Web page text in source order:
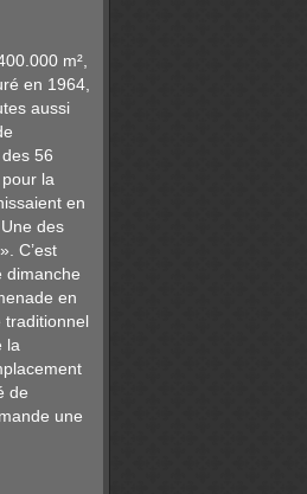
m²,
en 1964,
aussi
56
la
en
des
C’est
dimanche
en
traditionnel
la
de
une